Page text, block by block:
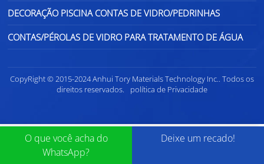
DECORAÇÃO PISCINA CONTAS DE VIDRO/PEDRINHAS
CONTAS/PÉROLAS DE VIDRO PARA TRATAMENTO DE ÁGUA
CopyRight © 2015-2024 Anhui Tory Materials Technology Inc.. Todos os
direitos reservados.
política de Privacidade
O que você acha do
WhatsApp?
Deixe um recado!